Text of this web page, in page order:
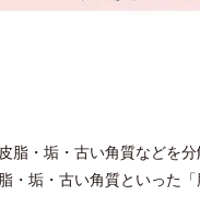
脂・垢・古い角質などを
・垢・古い角質といった